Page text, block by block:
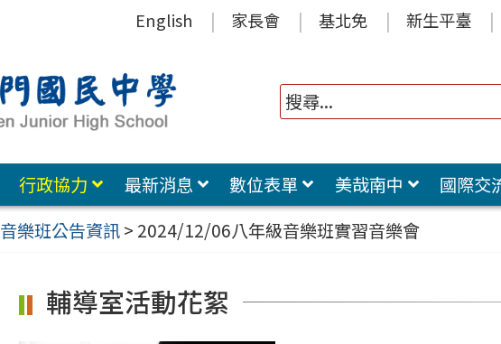
English 家長會 基北免 新生平臺
行政協力 最新消息 數位表單 美哉南中 國際交
音樂班公告資訊> 2024/12/06八年級音樂班實習音樂會
輔導室活動花絮